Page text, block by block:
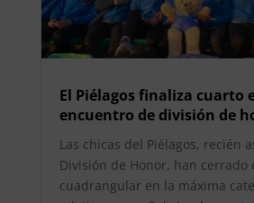
El Piélagos finaliza cuarto
encuentro de división de
Las chicas del Piélagos, recién
División de Honor, han cerrado
cuadrangular en la máxima